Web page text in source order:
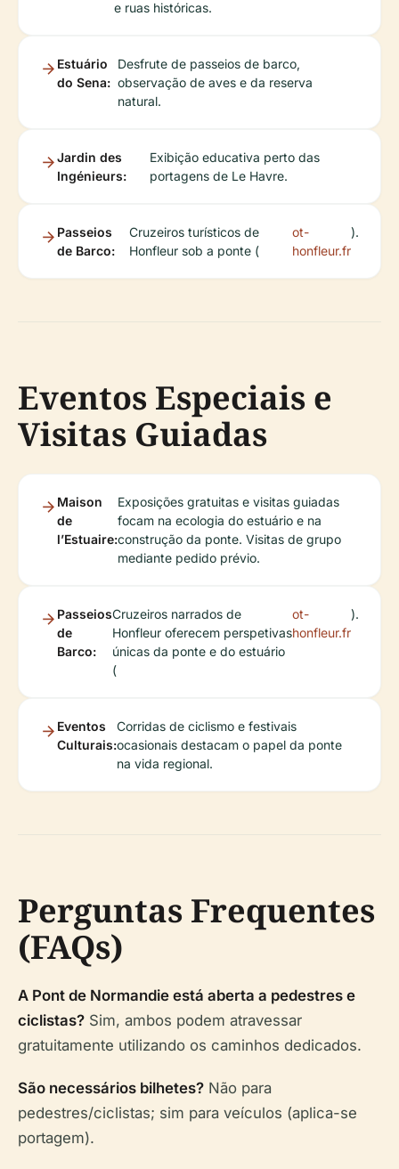
e ruas históricas.
Estuário
do Sena:
Desfrute de passeios de barco,
observação de aves e da reserva
natural.
Jardin des
Ingénieurs:
Exibição educativa perto das
portagens de Le Havre.
Passeios
de Barco:
Cruzeiros turísticos de
Honfleur sob a ponte (
ot-
honfleur.fr
).
Eventos Especiais e
Visitas Guiadas
Maison
de
l’Estuaire:
Exposições gratuitas e visitas guiadas
focam na ecologia do estuário e na
construção da ponte. Visitas de grupo
mediante pedido prévio.
Passeios
de
Barco:
Cruzeiros narrados de
Honfleur oferecem perspetivas
únicas da ponte e do estuário
(
ot-
honfleur.fr
).
Eventos
Culturais:
Corridas de ciclismo e festivais
ocasionais destacam o papel da ponte
na vida regional.
Perguntas Frequentes
(FAQs)
A Pont de Normandie está aberta a pedestres e
ciclistas? Sim, ambos podem atravessar
gratuitamente utilizando os caminhos dedicados.
São necessários bilhetes? Não para
pedestres/ciclistas; sim para veículos (aplica-se
portagem).